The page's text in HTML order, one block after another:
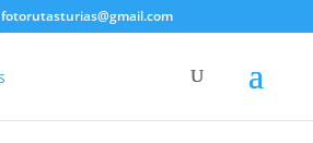
fotorutasturias@gmail.com